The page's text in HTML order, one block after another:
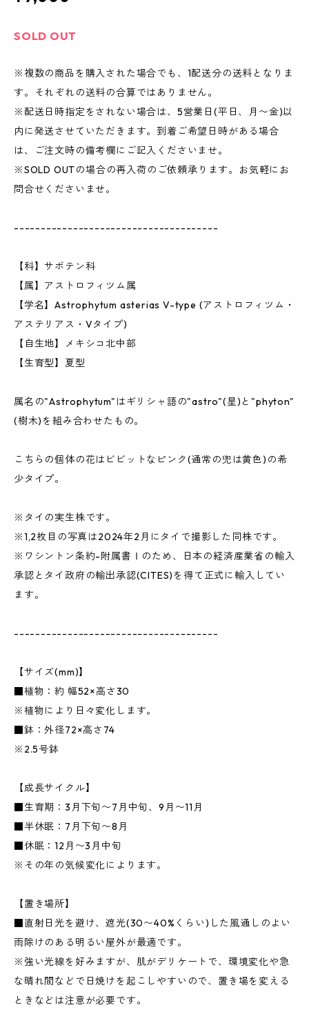
SOLD OUT
※複数の商品を購入された場合でも、1配送分の送料となりま
す。それぞれの送料の合算ではありません。
※配送日時指定をされない場合は、5営業日(平日、月〜金)以
内に発送させていただきます。到着ご希望日時がある場合
は、ご注文時の備考欄にご記入くださいませ。
※SOLD OUTの場合の再入荷のご依頼承ります。お気軽にお
問合せくださいませ。
--------------------------------------
【科】サボテン科
【属】アストロフィツム属
【学名】Astrophytum asterias V-type (アストロフィツム・
アステリアス・Vタイプ)
【自生地】メキシコ北中部
【生育型】夏型
属名の"Astrophytum"はギリシャ語の"astro"(星)と"phyton"
(樹木)を組み合わせたもの。
こちらの個体の花はビビットなピンク(通常の兜は黄色)の希
少タイプ。
※タイの実生株です。
※1,2枚目の写真は2024年2月にタイで撮影した同株です。
※ワシントン条約-附属書Ⅰのため、日本の経済産業省の輸入
承認とタイ政府の輸出承認(CITES)を得て正式に輸入してい
ます。
--------------------------------------
【サイズ(mm)】
■植物：約 幅52×高さ30
※植物により日々変化します。
■鉢：外径72×高さ74
※2.5号鉢
【成長サイクル】
■生育期：3月下旬〜7月中旬、9月〜11月
■半休眠：7月下旬〜8月
■休眠：12月〜3月中旬
※その年の気候変化によります。
【置き場所】
■直射日光を避け、遮光(30〜40%くらい)した風通しのよい
雨除けのある明るい屋外が最適です。
※強い光線を好みますが、肌がデリケートで、環境変化や急
な晴れ間などで日焼けを起こしやすいので、置き場を変える
ときなどは注意が必要です。